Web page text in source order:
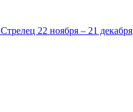
Стрелец 22 ноября – 21 декабря